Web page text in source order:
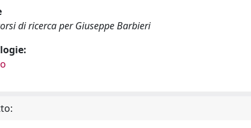
di ricerca per Giuseppe Barbieri